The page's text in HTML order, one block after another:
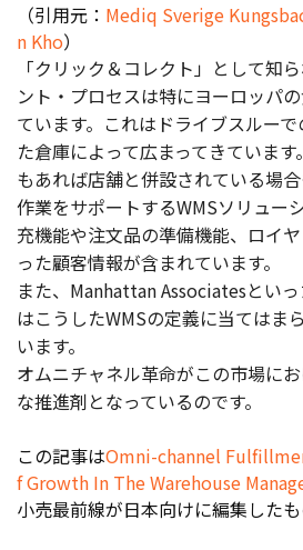
（引用元： Mediq Sverige
n Kho）
「クリック＆コレクト」として知
ント・プロセスは特にヨーロッパ
ています。これはドライブスルー
た倉庫によって広まってきていま
もあれば店舗と併設されている場
作業をサポートするWMSソリュー
充機能や注文品の準備機能、ロイ
った顧客情報が含まれています。
また、Manhattan Associatesとい
はこうしたWMSの定義に当てはま
います。
オムニチャネル革命がこの市場に
な推進剤となっているのです。
この記事はOmni-channel
f Growth In The Warehouse
小売最前線が日本向けに編集したも